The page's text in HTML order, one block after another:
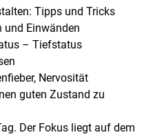
Tipps und Tricks
und Einwänden
– Tiefstatus
Nervosität
guten Zustand zu
Der Fokus liegt auf dem